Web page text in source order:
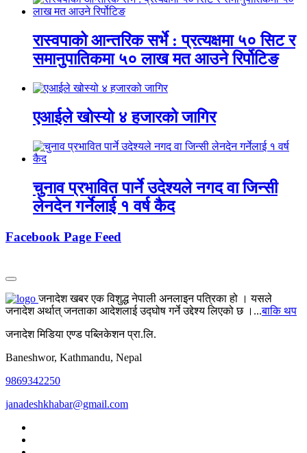
रास्वपाको आन्तरिक सर्भे : प्रत्यक्षमा ५० सिट र
समानुपातिकमा ५० लाख मत आउने रिर्पोटिङ
एआईले खोस्यो ४ हजारको जागिर
चुनाव प्रभावित पार्ने उदेश्यले नगद वा जिन्सी
लेनदेन गर्नेलाई १ वर्ष कैद
Facebook Page Feed
जनादेश खबर एक विशुद्ध नेपाली अनलाइन पत्रिका हो । यसले
जनादेश अर्थात् जनताका आदेशलाई उद्घोष गर्ने उद्देश्य लिएको छ ।...बाकि थप
जनादेश मिडिया एण्ड पब्लिकेशन प्रा.लि.
Baneshwor, Kathmandu, Nepal
9869342250
janadeshkhabar@gmail.com